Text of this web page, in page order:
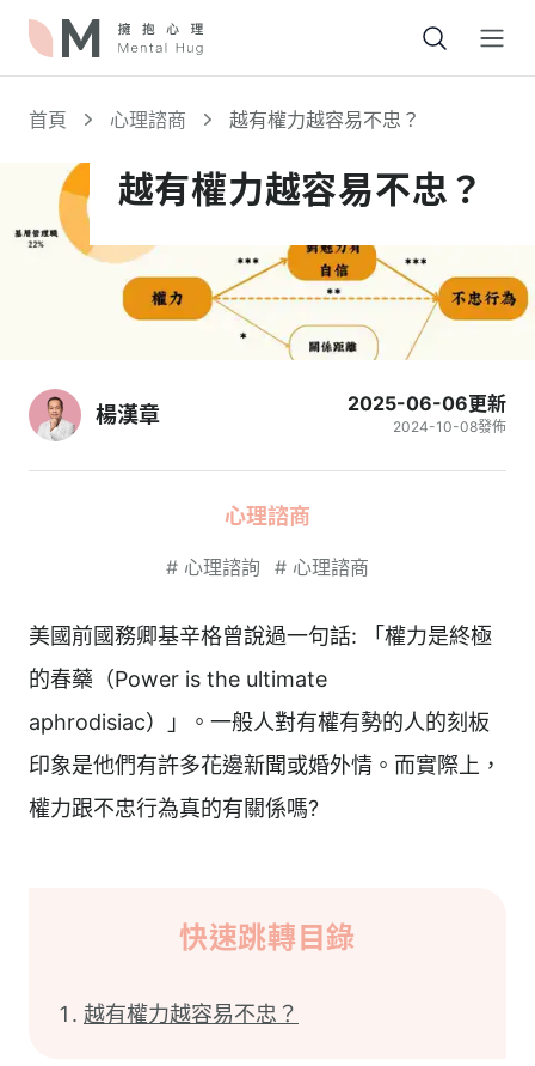
首頁 心理諮商 越有權力越容易不忠？
越有權力越容易不忠？
楊漢章 2025-06-06更新
2024-10-08發佈
心理諮商
# 心理諮詢 # 心理諮商
美國前國務卿基辛格曾說過一句話: 「權力是終極
的春藥（Power is the ultimate
aphrodisiac）」。一般人對有權有勢的人的刻板
印象是他們有許多花邊新聞或婚外情。而實際上，
權力跟不忠行為真的有關係嗎?
快速跳轉目錄
越有權力越容易不忠？